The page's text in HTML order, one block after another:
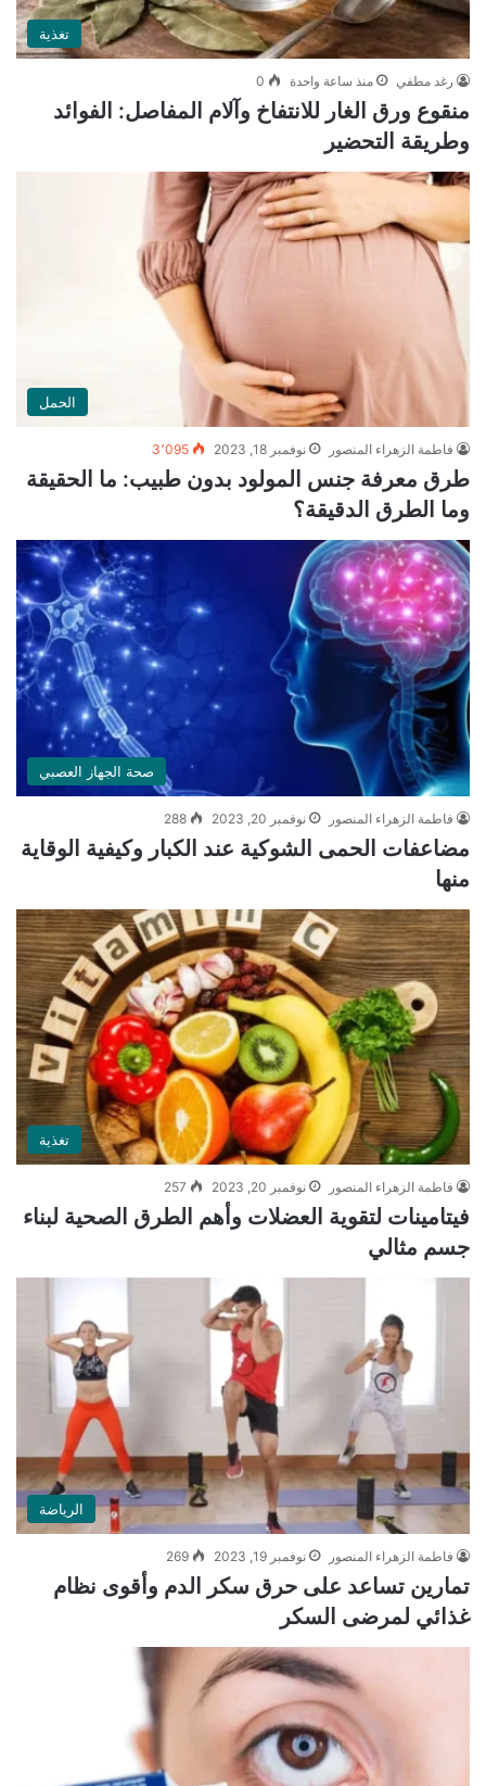
تغذية
رغد مطفي منذ ساعة واحدة 0
منقوع ورق الغار للانتفاخ وآلام المفاصل: الفوائد
وطريقة التحضير
الحمل
فاطمة الزهراء المنصور نوفمبر 18, 2023 3٬095
طرق معرفة جنس المولود بدون طبيب: ما الحقيقة
وما الطرق الدقيقة؟
صحة الجهاز العصبي
فاطمة الزهراء المنصور نوفمبر 20, 2023 288
مضاعفات الحمى الشوكية عند الكبار وكيفية الوقاية
منها
تغذية
فاطمة الزهراء المنصور نوفمبر 20, 2023 257
فيتامينات لتقوية العضلات وأهم الطرق الصحية لبناء
جسم مثالي
الرياضة
فاطمة الزهراء المنصور نوفمبر 19, 2023 269
تمارين تساعد على حرق سكر الدم وأقوى نظام
غذائي لمرضى السكر